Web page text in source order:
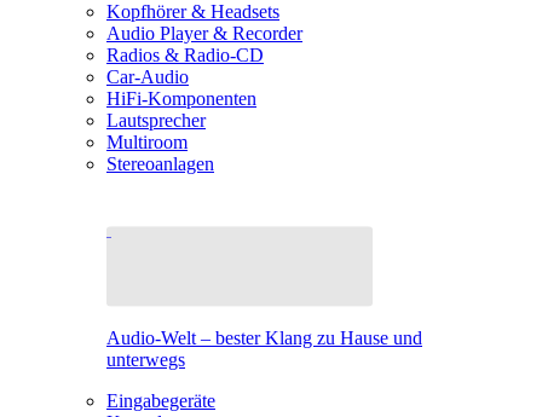
Kopfhörer & Headsets
Audio Player & Recorder
Radios & Radio-CD
Car-Audio
HiFi-Komponenten
Lautsprecher
Multiroom
Stereoanlagen
Audio-Welt – bester Klang zu Hause und
unterwegs
Eingabegeräte